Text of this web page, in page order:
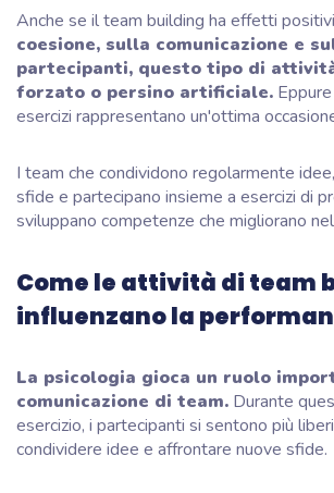
Anche se il team building ha effetti positivi
coesione, sulla comunicazione e
partecipanti, questo tipo di
forzato o persino artificiale.
esercizi rappresentano un'ottima
I team che condividono regolarmente
sfide e partecipano insieme a esercizi di
sviluppano competenze che migliorano
Come le attività di team
influenzano la
La psicologia gioca un ruolo
comunicazione di team. Durante
esercizio, i partecipanti si sentono più
condividere idee e affrontare nuove sfide.